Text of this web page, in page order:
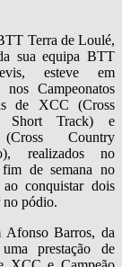
Terra de Loulé,
sua equipa BTT
esteve em
nos Campeonatos
de XCC (Cross
Short Track) e
Country
realizados no
fim de semana no
ao conquistar dois
no pódio.
Barros, da
prestação de